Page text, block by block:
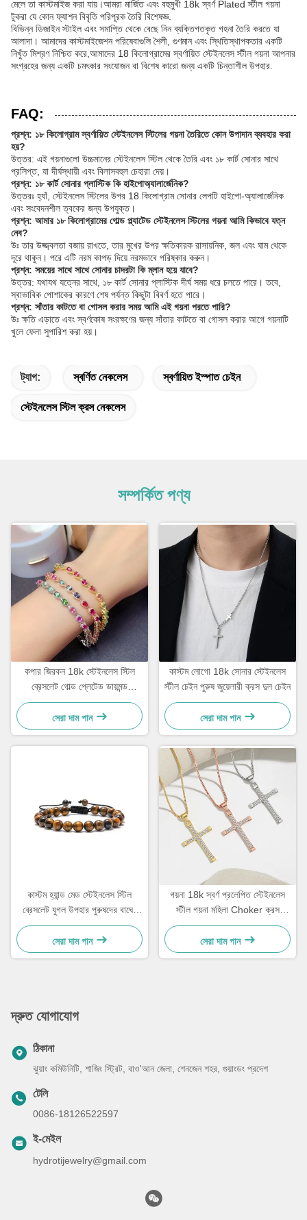
মেলে তা কাস্টমাইজ করা যায়।আমরা মার্জিত এবং বহুমুখী 18k স্বর্ণ Plated স্টীল গয়না
টুকরা যে কোন ফ্যাশন বিবৃতি পরিপূরক তৈরি বিশেষজ্ঞ.
বিভিন্ন ডিজাইন স্টাইল এবং সমাপ্তি থেকে বেছে নিন ব্যক্তিগতকৃত গহনা তৈরি করতে যা
আলাদা। আমাদের কাস্টমাইজেশন পরিষেবাগুলি শৈলী, গুণমান এবং স্থিতিস্থাপকতার একটি
নিখুঁত মিশ্রণ নিশ্চিত করে,আমাদের 18 কিলোগ্রামের স্বর্ণায়িত স্টেইনলেস স্টীল গয়না আপনার
সংগ্রহের জন্য একটি চমৎকার সংযোজন বা বিশেষ কারো জন্য একটি চিন্তাশীল উপহার.
FAQ:
প্রশ্ন: ১৮ কিলোগ্রাম স্বর্ণায়িত স্টেইনলেস স্টিলের গয়না তৈরিতে কোন উপাদান ব্যবহার করা
হয়?
উত্তর: এই গয়নাগুলো উচ্চমানের স্টেইনলেস স্টিল থেকে তৈরি এবং ১৮ কার্ট সোনার সাথে
প্রলিপ্ত, যা দীর্ঘস্থায়ী এবং বিলাসবহুল চেহারা দেয়।
প্রশ্ন: ১৮ কার্ট সোনার প্লাস্টিক কি হাইপোঅ্যালার্জেনিক?
উত্তরঃ হ্যাঁ, স্টেইনলেস স্টিলের উপর 18 কিলোগ্রাম সোনার লেপটি হাইপো-অ্যালার্জেনিক
এবং সংবেদনশীল ত্বকের জন্য উপযুক্ত।
প্রশ্ন: আমার ১৮ কিলোগ্রামের গোল্ড প্ল্যাটেড স্টেইনলেস স্টিলের গয়না আমি কিভাবে যত্ন
নেব?
উঃ তার উজ্জ্বলতা বজায় রাখতে, তার মুখের উপর ক্ষতিকারক রাসায়নিক, জল এবং ঘাম থেকে
দূরে থাকুন। পরে এটি নরম কাপড় দিয়ে নরমভাবে পরিষ্কার করুন।
প্রশ্ন: সময়ের সাথে সাথে সোনার চাদরটা কি ম্লান হয়ে যাবে?
উত্তর: যথাযথ যত্নের সাথে, ১৮ কার্ট সোনার প্লাস্টিক দীর্ঘ সময় ধরে চলতে পারে। তবে,
স্বাভাবিক পোশাকের কারণে শেষ পর্যন্ত কিছুটা বিবর্ণ হতে পারে।
প্রশ্ন: সাঁতার কাটতে বা গোসল করার সময় আমি এই গয়না পরতে পারি?
উঃ ক্ষতি এড়াতে এবং স্বর্ণকোষ সংরক্ষণের জন্য সাঁতার কাটতে বা গোসল করার আগে গয়নাটি
খুলে ফেলা সুপারিশ করা হয়।
ট্যাগ: স্বর্ণিত নেকলেস স্বর্ণায়িত ইস্পাত চেইন
স্টেইনলেস স্টিল ক্রস নেকলেস
সম্পর্কিত পণ্য
কপার জিরকন 18k স্টেইনলেস স্টিল
ব্রেসলেট গোল্ড প্লেটেড ডায়মন্ড
মহিলাদের ব্রেসলেট
সেরা দাম পান
কাস্টম লোগো 18k সোনার স্টেইনলেস
স্টীল চেইন পুরুষ জুয়েলারী ক্রস দুল চেইন
সেরা দাম পান
কাস্টম হ্যান্ড মেড স্টেইনলেস স্টিল
ব্রেসলেট যুগল উপহার পুরুষদের বাঘের
চোখের পাথর দিয়ে তৈরী করা পুঁতির
ব্রেসলেট
সেরা দাম পান
গয়না 18k স্বর্ণ প্রলেপিত স্টেইনলেস
স্টীল গয়না মহিলা Choker ক্রস
নেকলেস 20 ইঞ্চি
সেরা দাম পান
দ্রুত যোগাযোগ
ঠিকানা
ঝুয়াং কমিউনিটি, শাজিং স্ট্রিট, বাও'আন জেলা, শেনজেন শহর, গুয়াংডং প্রদেশ
টেলি
0086-18126522597
ই-মেইল
hydrotijewelry@gmail.com